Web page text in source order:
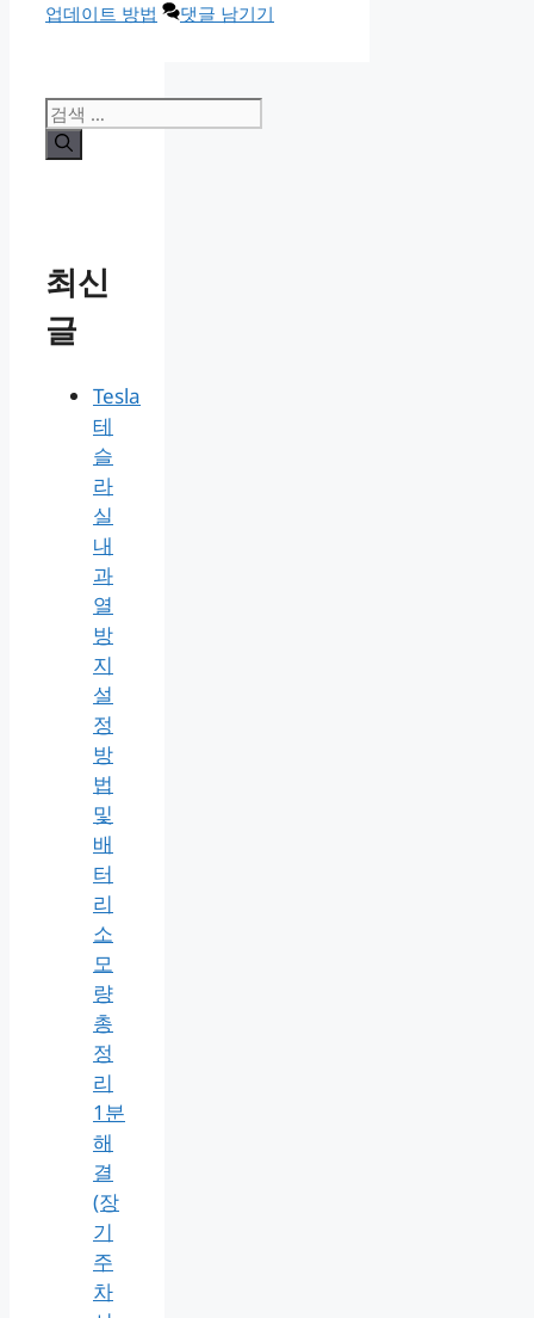
업데이트 방법
댓글 남기기
검
색:
최신
글
Tesla
테
슬
라
실
내
과
열
방
지
설
정
방
법
및
배
터
리
소
모
량
총
정
리
1분
해
결
(장
기
주
차